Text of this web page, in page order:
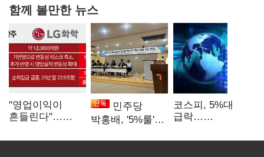
함께 볼만한 뉴스
"영업이익이
흔들린다"…
18에 취약
민주당
박홍배, '5%룰'
법제화 추진
코스피, 5%대
급락…
발동